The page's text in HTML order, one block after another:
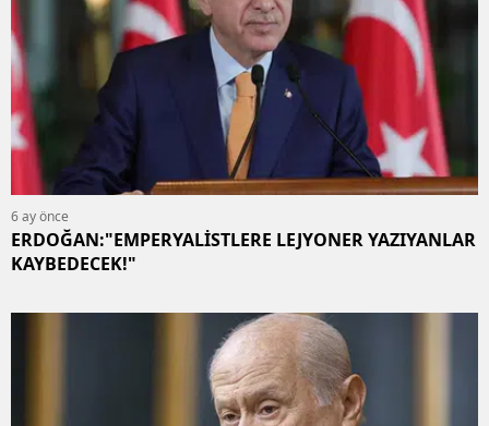
6 ay önce
ERDOĞAN:"EMPERYALİSTLERE LEJYONER YAZIYANLAR
KAYBEDECEK!"